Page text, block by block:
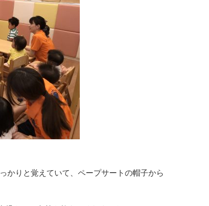
かりと覚えていて、ペープサートの帽子から